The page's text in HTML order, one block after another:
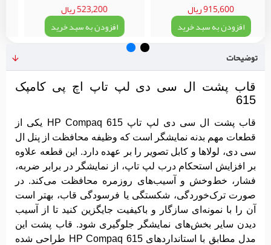
915,600 ریال
افزودن به سبد خرید
523,200 ریال
افزودن به سبد خرید
توضیحات
قاب پشت ال سی دی لپ تاپ اچ پی کامپک
615
قاب پشت ال سی دی لپ تاپ HP Compaq 615 یکی از
قطعات مهم بدنه نمایشگر است که وظیفه محافظت از پنل ال
سی دی، لولاها و کابل تصویر را بر عهده دارد. این قطعه علاوه
بر افزایش استحکام درب لپ تاپ، از نمایشگر در برابر ضربه،
فشار، خط‌وخش و آسیب‌های روزمره محافظت می‌کند. در
صورت ترک‌خوردگی، شکستگی یا فرسودگی قاب، بهتر است
آن را با نمونه‌ای سازگار و باکیفیت جایگزین کنید تا از آسیب
دیدن سایر بخش‌های نمایشگر جلوگیری شود. قاب پشت این
مدل مطابق با استانداردهای HP Compaq 615 طراحی شده